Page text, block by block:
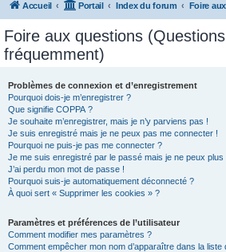
Accueil Portail Index du forum
Foire aux questions
fréquemment)
Problèmes de connexion et d’enregistrement
Pourquoi dois-je m’enregistrer ?
Que signifie COPPA ?
Je souhaite m’enregistrer, mais je n’y parviens pas !
Je suis enregistré mais je ne peux pas me connecter !
Pourquoi ne puis-je pas me connecter ?
Je me suis enregistré par le passé mais je ne peux plus
J’ai perdu mon mot de passe !
Pourquoi suis-je automatiquement déconnecté ?
À quoi sert « Supprimer les cookies » ?
Paramètres et préférences de l’utilisateur
Comment modifier mes paramètres ?
Comment empêcher mon nom d’apparaître dans la